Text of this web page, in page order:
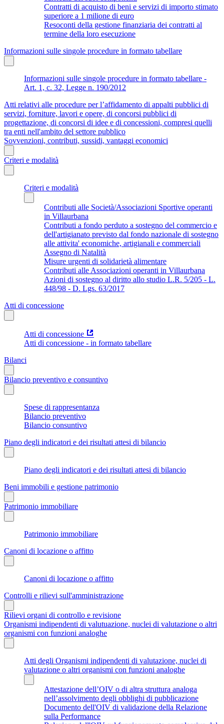
Contratti di acquisto di beni e servizi di importo stimato
superiore a 1 milione di euro
Resoconti della gestione finanziaria dei contratti al
termine della loro esecuzione
Informazioni sulle singole procedure in formato tabellare
Informazioni sulle singole procedure in formato tabellare -
Art. 1, c. 32, Legge n. 190/2012
Atti relativi alle procedure per l’affidamento di appalti pubblici di
servizi, forniture, lavori e opere, di concorsi pubblici di
progettazione, di concorsi di idee e di concessioni, compresi quelli
tra enti nell'ambito del settore pubblico
Sovvenzioni, contributi, sussidi, vantaggi economici
Criteri e modalità
Criteri e modalità
Contributi alle Società/Associazioni Sportive operanti
in Villaurbana
Contributi a fondo perduto a sostegno del commercio e
dell'artigianato previsto dal fondo nazionale di sostegno
alle attivita' economiche, artigianali e commerciali
Assegno di Natalità
Misure urgenti di solidarietà alimentare
Contributi alle Associazioni operanti in Villaurbana
Azioni di sostegno al diritto allo studio L.R. 5/205 - L.
448/98 - D. Lgs. 63/2017
Atti di concessione
Atti di concessione
Atti di concessione - in formato tabellare
Bilanci
Bilancio preventivo e consuntivo
Spese di rappresentanza
Bilancio preventivo
Bilancio consuntivo
Piano degli indicatori e dei risultati attesi di bilancio
Piano degli indicatori e dei risultati attesi di bilancio
Beni immobili e gestione patrimonio
Patrimonio immobiliare
Patrimonio immobiliare
Canoni di locazione o affitto
Canoni di locazione o affitto
Controlli e rilievi sull'amministrazione
Rilievi organi di controllo e revisione
Organismi indipendenti di valutuazione, nuclei di valutazione o altri
organismi con funzioni analoghe
Atti degli Organismi indipendenti di valutazione, nuclei di
valutazione o altri organismi con funzioni analoghe
Attestazione dell’OIV o di altra struttura analoga
nell’assolvimento degli obblighi di pubblicazione
Documento dell'OIV di validazione della Relazione
sulla Performance